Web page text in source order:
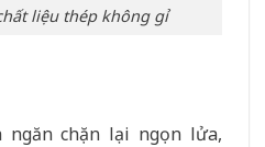
liệu thép không gỉ
ngăn chặn lại ngọn lửa,